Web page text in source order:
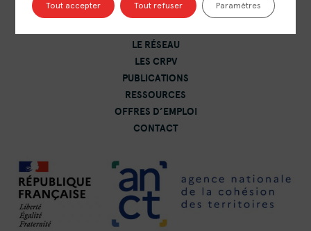
LE RÉSEAU
LES CRPV
PUBLICATIONS
RESSOURCES
OFFRES D’EMPLOI
CONTACT
Tout accepter Tout refuser Paramètres